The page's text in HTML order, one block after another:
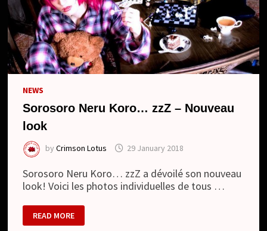
NEWS
Sorosoro Neru Koro… zzZ – Nouveau
look
byCrimson Lotus 29 January 2018
Sorosoro Neru Koro… zzZ a dévoilé son nouveau
look! Voici les photos individuelles de tous …
SOROSORO
NERU
KORO…
READ MORE